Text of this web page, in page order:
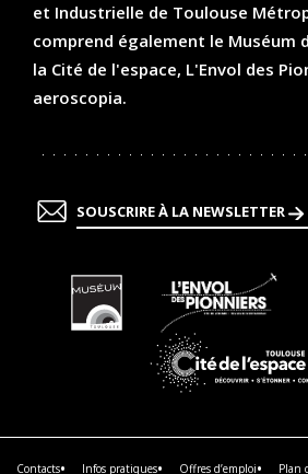
et Industrielle de Toulouse
comprend également le Muséum
la Cité de l'espace, L'Envol des
aeroscopia.
SOUSCRIRE À LA NEWSLETTER
En
savoir
plus
Contacts Infos pratiques Offres d’emploi
Plan